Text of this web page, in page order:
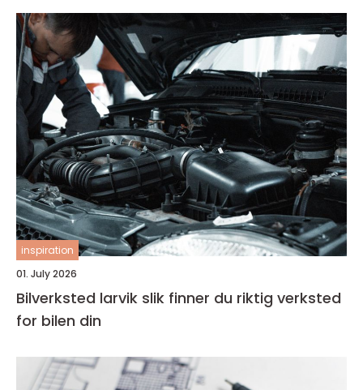
inspiration
01. July 2026
Bilverksted larvik slik finner du riktig verksted
for bilen din